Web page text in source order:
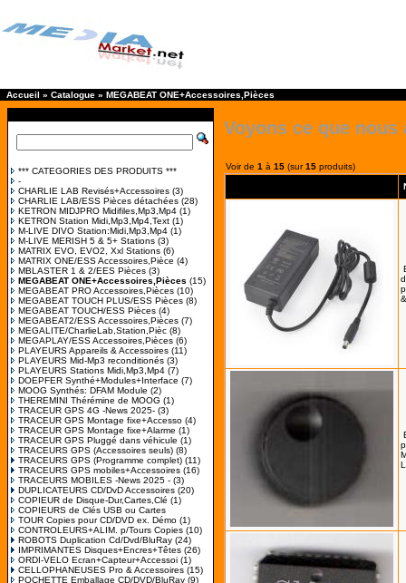
Accueil » Catalogue » MEGABEAT ONE+Accessoires,Pièces
*** CATEGORIES DES PRODUITS ***
-
CHARLIE LAB Revisés+Accessoires (3)
CHARLIE LAB/ESS Pièces détachées (28)
KETRON MIDJPRO Midifiles,Mp3,Mp4 (1)
KETRON Station Midi,Mp3,Mp4,Text (1)
M-LIVE DIVO Station:Midi,Mp3,Mp4 (1)
M-LIVE MERISH 5 & 5+ Stations (3)
MATRIX EVO, EVO2, Xxl Stations (6)
MATRIX ONE/ESS Accessoires,Pièce (4)
MBLASTER 1 & 2/EES Pièces (3)
MEGABEAT ONE+Accessoires,Pièces (15)
MEGABEAT PRO Accessoires,Pièces (10)
MEGABEAT TOUCH PLUS/ESS Pièces (8)
MEGABEAT TOUCH/ESS Pièces (4)
MEGABEAT2/ESS Accessoires,Pièces (7)
MEGALITE/CharlieLab,Station,Pièc (8)
MEGAPLAY/ESS Accessoires,Pièces (6)
PLAYEURS Appareils & Accessoires (11)
PLAYEURS Mid-Mp3 reconditionés (3)
PLAYEURS Stations Midi,Mp3,Mp4 (7)
DOEPFER Synthé+Modules+Interface (7)
MOOG Synthés: DFAM Module (2)
THEREMINI Thérémine de MOOG (1)
TRACEUR GPS 4G -News 2025- (3)
TRACEUR GPS Montage fixe+Accesso (4)
TRACEUR GPS Montage fixe+Alarme (1)
TRACEUR GPS Pluggé dans véhicule (1)
TRACEURS GPS (Accessoires seuls) (8)
TRACEURS GPS (Programme complet) (11)
TRACEURS GPS mobiles+Accessoires (16)
TRACEURS MOBILES -News 2025 - (3)
DUPLICATEURS CD/DvD Accessoires (20)
COPIEUR de Disque-Dur,Cartes,Clé (1)
COPIEURS de Clés USB ou Cartes
TOUR Copies pour CD/DVD ex. Démo (1)
CONTROLEURS+ALIM. p/Tours Copies (10)
ROBOTS Duplication Cd/Dvd/BluRay (24)
IMPRIMANTES Disques+Encres+Têtes (26)
ORDI-VELO Ecran+Capteur+Accessoi (1)
CELLOPHANEUSES Pro & Accessoires (15)
POCHETTE Emballage CD/DVD/BluRay (9)
Voyons ce que nous
Voir de 1 à 15 (sur15 produits)